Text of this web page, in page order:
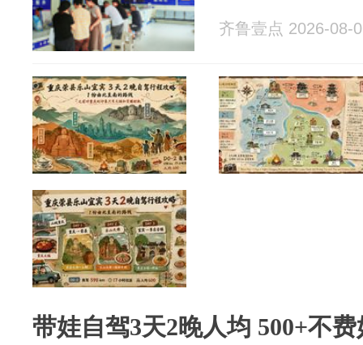
齐鲁壹点 2026-08-
带娃自驾3天2晚人均 500+不